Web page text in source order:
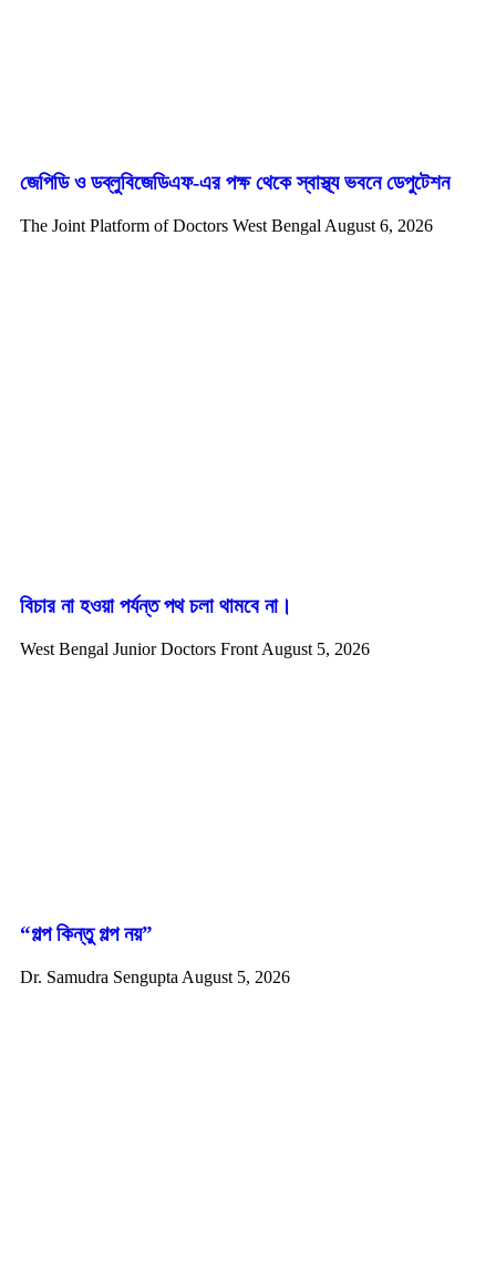
জেপিডি ও ডব্লুবিজেডিএফ-এর পক্ষ থেকে স্বাস্থ্য ভবনে ডেপুটেশন
The Joint Platform of Doctors West Bengal August 6, 2026
বিচার না হওয়া পর্যন্ত পথ চলা থামবে না।
West Bengal Junior Doctors Front August 5, 2026
“গল্প কিন্তু গল্প নয়”
Dr. Samudra Sengupta August 5, 2026